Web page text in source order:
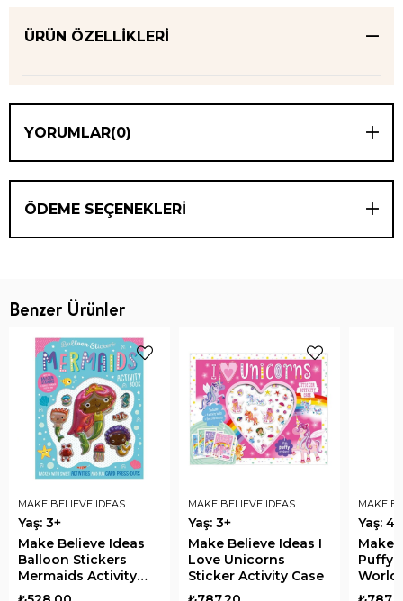
ÜRÜN ÖZELLIKLERI
YORUMLAR(0)
ÖDEME SEÇENEKLERI
Benzer Ürünler
MAKE BELIEVE IDEAS
Yaş: 3+
Make Believe Ideas
Balloon Stickers
Mermaids Activity
Book
MAKE BELIEVE IDEAS
Yaş: 3+
Make Believe Ideas I
Love Unicorns
Sticker Activity Case
MAKE
Yaş: 4+
Make
Puffy
World